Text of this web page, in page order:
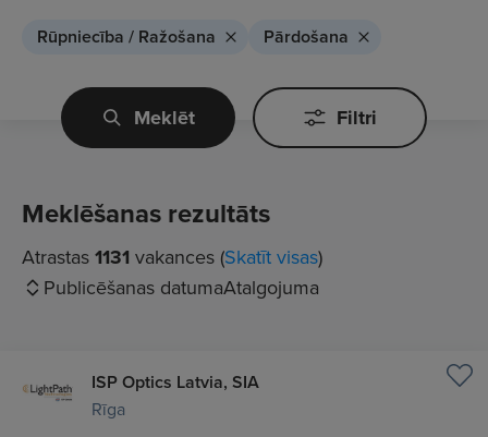
Rūpniecība / Ražošana Pārdošana
Meklēt Filtri
Meklēšanas rezultāts
Atrastas 1131 vakances (Skatīt visas)
Publicēšanas datumaAtalgojuma
ISP Optics Latvia, SIA
Rīga